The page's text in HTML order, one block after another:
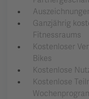
Ganzjährig
Fitnessraums
Kostenloser
Bikes
Kostenlose
Kostenlose